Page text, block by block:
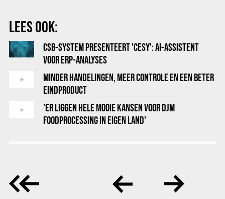
LEES OOK:
CSB-SYSTEM PRESENTEERT 'CESY': AI-ASSISTENT
VOOR ERP-ANALYSES
MINDER HANDELINGEN, MEER CONTROLE EN EEN BETER
EINDPRODUCT
'ER LIGGEN HELE MOOIE KANSEN VOOR DJM
FOODPROCESSING IN EIGEN LAND'